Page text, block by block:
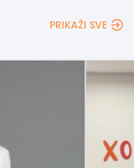
PRIKAŽI SVE